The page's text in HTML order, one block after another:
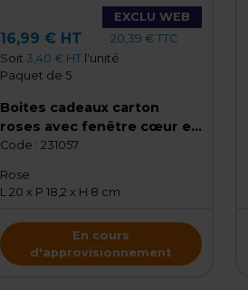
EXCLU WEB
16,99 € HT
20,39 € TTC
Soit 3,40 € HTl'unité
Paquet de 5
Boites cadeaux carton
roses avec fenêtre cœur et
ruban 20x18,2x8cm – Paquet
Code : 231057
Rose
L 20 x P 18,2 x H 8 cm
En cours
d'approvisionnement